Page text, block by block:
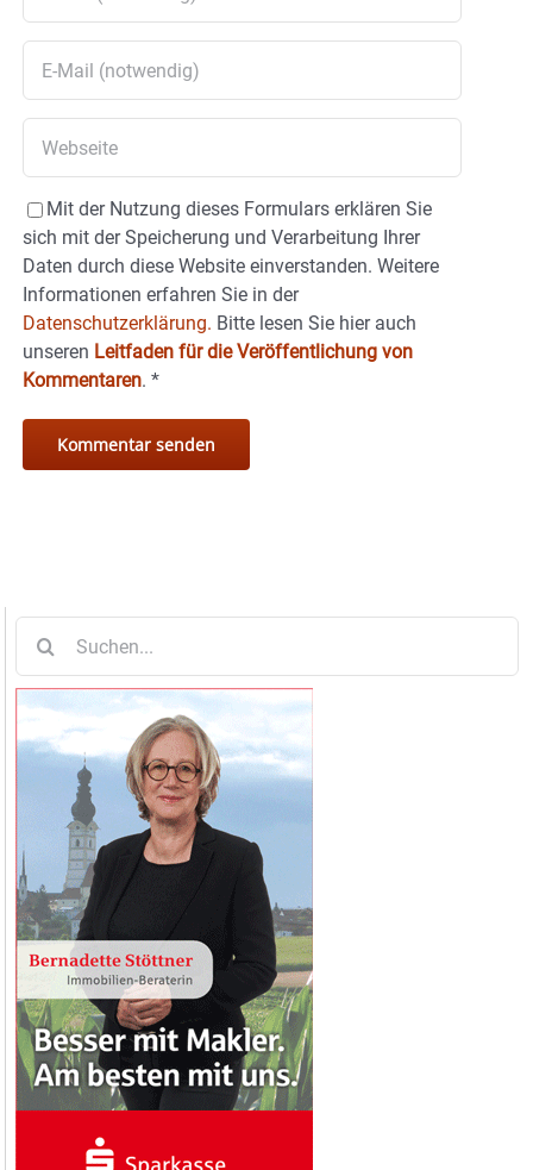
Mit der Nutzung dieses Formulars erklären Sie
sich mit der Speicherung und Verarbeitung Ihrer
Daten durch diese Website einverstanden. Weitere
Informationen erfahren Sie in der
Datenschutzerklärung. Bitte lesen Sie hier auch
unseren Leitfaden für die Veröffentlichung von
Kommentaren. *
nach: